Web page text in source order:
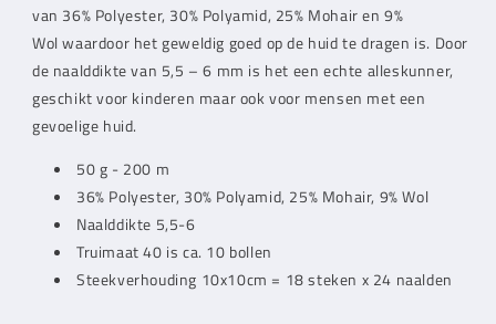
van 36% Polyester, 30% Polyamid, 25% Mohair en 9%
Wol waardoor het geweldig goed op de huid te dragen is. Door
de naalddikte van 5,5 – 6 mm is het een echte alleskunner,
geschikt voor kinderen maar ook voor mensen met een
gevoelige huid.
50 g - 200 m
36% Polyester, 30% Polyamid, 25% Mohair, 9% Wol
Naalddikte 5,5-6
Truimaat 40 is ca. 10 bollen
Steekverhouding 10x10cm = 18 steken x 24 naalden